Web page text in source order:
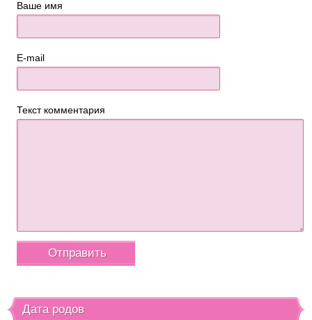
Ваше имя
E-mail
Текст комментария
Дата родов